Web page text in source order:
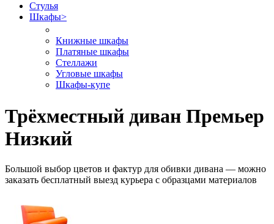
Стулья
Шкафы>
Книжные шкафы
Платяные шкафы
Стеллажи
Угловые шкафы
Шкафы-купе
Трёхместный диван Премьер
Низкий
Большой выбор цветов и фактур для обивки дивана — можно
заказать бесплатный выезд курьера с образцами материалов